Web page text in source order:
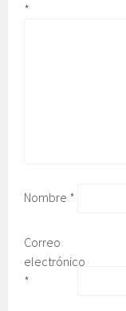
*
Nombre *
Correo
electrónico
*